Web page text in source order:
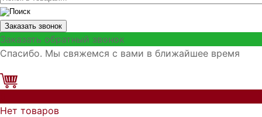
Заказать звонок
Заказать обратный звонок
Спасибо. Мы свяжемся с вами в ближайшее время
Нет товаров